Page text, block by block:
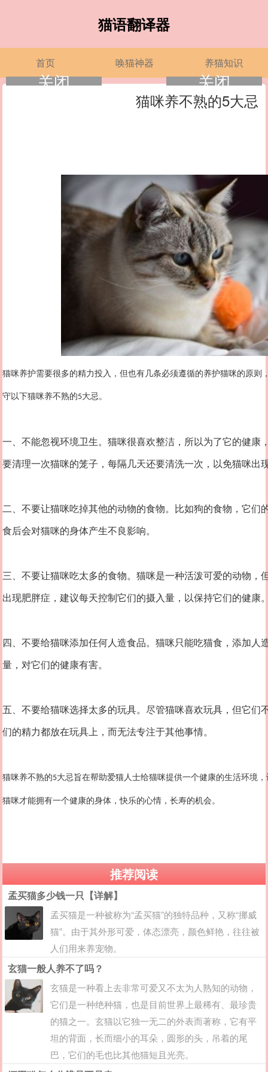
猫语翻译器
首页 唤猫神器 养猫知识
猫咪养不熟的5大忌
猫咪养护需要很多的精力投入，但也有几条必须遵循的养护猫咪的原则
守以下猫咪养不熟的5大忌。
一、不能忽视环境卫生。猫咪很喜欢整洁，所以为了它的健康
要清理一次猫咪的笼子，每隔几天还要清洗一次，以免猫咪出
二、不要让猫咪吃掉其他的动物的食物。比如狗的食物，它们
食后会对猫咪的身体产生不良影响。
三、不要让猫咪吃太多的食物。猫咪是一种活泼可爱的动物，
出现肥胖症，建议每天控制它们的摄入量，以保持它们的健康
四、不要给猫咪添加任何人造食品。猫咪只能吃猫食，添加人
量，对它们的健康有害。
五、不要给猫咪选择太多的玩具。尽管猫咪喜欢玩具，但它们
们的精力都放在玩具上，而无法专注于其他事情。
猫咪养不熟的5大忌旨在帮助爱猫人士给猫咪提供一个健康的生活环境
猫咪才能拥有一个健康的身体，快乐的心情，长寿的机会。
推荐阅读
孟买猫多少钱一只【详解】
孟买猫是一种被称为“孟买猫”的独特品种，又称“挪威
猫”。由于其外形可爱，体态漂亮，颜色鲜艳，往往被
人们用来养宠物。
玄猫一般人养不了吗？
玄猫是一种看上去非常可爱又不太为人熟知的动物，
它们是一种绝种猫，也是目前世界上最稀有、最珍贵
的猫之一。玄猫以它独一无二的外表而著称，它有平
坦的背面，长而细小的耳朵，圆形的头，吊着的尾
巴，它们的毛也比其他猫短且光亮。
关闭 关闭